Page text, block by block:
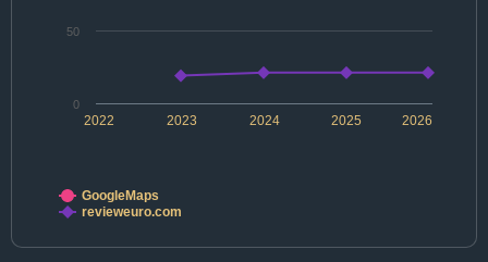
2022 2024 2026
2023 2025
0
50
GoogleMaps
revieweuro.com